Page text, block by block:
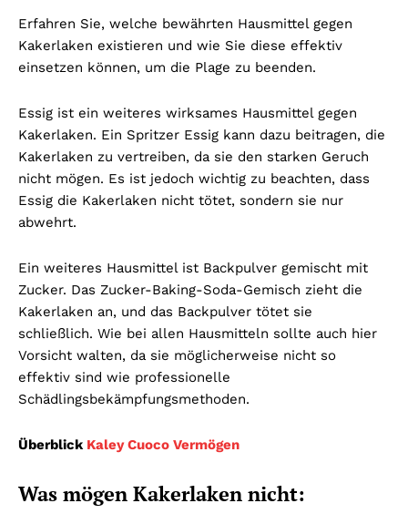
Erfahren Sie, welche bewährten Hausmittel gegen
Kakerlaken existieren und wie Sie diese effektiv
einsetzen können, um die Plage zu beenden.
Essig ist ein weiteres wirksames Hausmittel gegen
Kakerlaken. Ein Spritzer Essig kann dazu beitragen, die
Kakerlaken zu vertreiben, da sie den starken Geruch
nicht mögen. Es ist jedoch wichtig zu beachten, dass
Essig die Kakerlaken nicht tötet, sondern sie nur
abwehrt.
Ein weiteres Hausmittel ist Backpulver gemischt mit
Zucker. Das Zucker-Baking-Soda-Gemisch zieht die
Kakerlaken an, und das Backpulver tötet sie
schließlich. Wie bei allen Hausmitteln sollte auch hier
Vorsicht walten, da sie möglicherweise nicht so
effektiv sind wie professionelle
Schädlingsbekämpfungsmethoden.
Überblick Kaley Cuoco Vermögen
Was mögen Kakerlaken nicht: